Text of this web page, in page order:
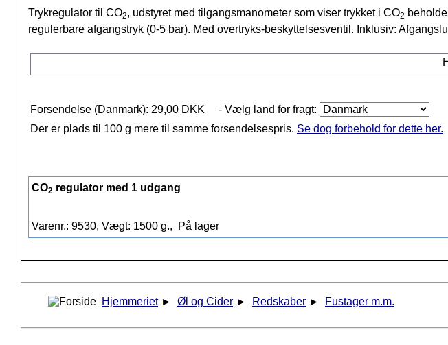
Trykregulator til CO2, udstyret med tilgangsmanometer som viser trykket i CO2
regulerbare afgangstryk (0-5 bar). Med overtryks-beskyttelsesventil. Inklusiv:
Forsendelse (Danmark): 29,00 DKK
- Vælg land for fragt:
Der er plads til 100 g mere til samme forsendelsespris. Se dog forbehold for dette her.
CO2 regulator med 1 udgang
Varenr.: 9530, Vægt: 1500 g., På lager
Hjemmeriet ► Øl og Cider ► Redskaber ► Fustager m.m.